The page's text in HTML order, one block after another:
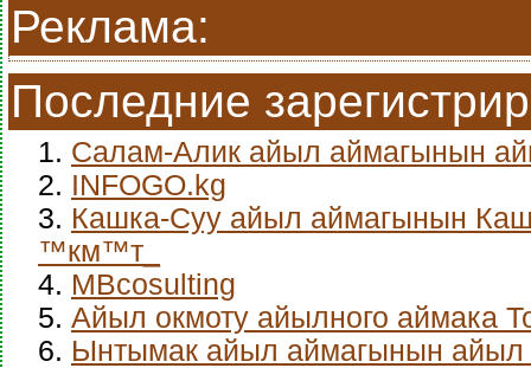
Реклама:
Последние
1. Салам-Алик айыл аймагынын
2. INFOGO.kg
3. Кашка-Суу айыл аймагынын
™км™т_
4. MBcosulting
5. Айыл окмоту айылного аймака
6. Ынтымак айыл аймагынын айыл